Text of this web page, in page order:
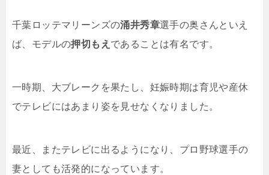
千葉ロッテマリーンズの涌井秀章選手の奥さんといえ
ば、モデルの押切もえ であることは有名です。
一時期、大ブレークを果たし、妊娠時期は育児や産休
でテレビにはあまり姿を見せなくなりました。
最近、またテレビに出るようになり、プロ野球選手の
妻としても活発的になっています。